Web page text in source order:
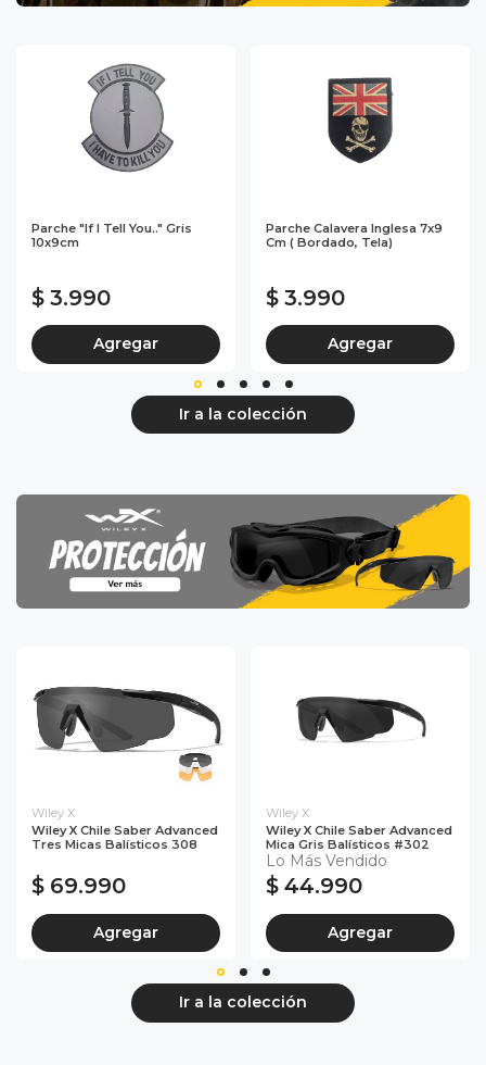
Parche "If I Tell You.." Gris
10x9cm
$ 3.990
Agregar
Parche Calavera Inglesa 7x9
Cm ( Bordado, Tela)
$ 3.990
Agregar
Ir a la colección
Wiley X
Wiley X Chile Saber Advanced
Tres Micas Balísticos 308
$ 69.990
Agregar
Wiley X
Wiley X Chile Saber Advanced
Mica Gris Balísticos #302
Lo Más Vendido
$ 44.990
Agregar
Ir a la colección